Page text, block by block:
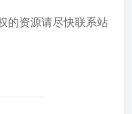
的资源请尽快联系站